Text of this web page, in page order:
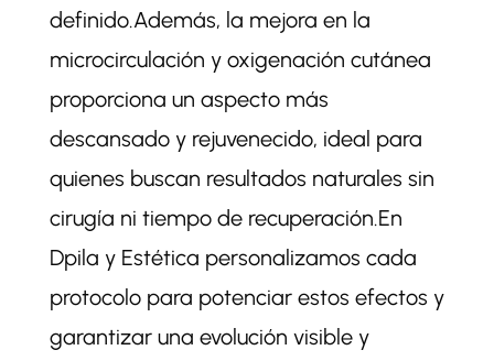
definido.Además, la mejora en la
microcirculación y oxigenación cutánea
proporciona un aspecto más
descansado y rejuvenecido, ideal para
quienes buscan resultados naturales sin
cirugía ni tiempo de recuperación.En
Dpila y Estética personalizamos cada
protocolo para potenciar estos efectos y
garantizar una evolución visible y